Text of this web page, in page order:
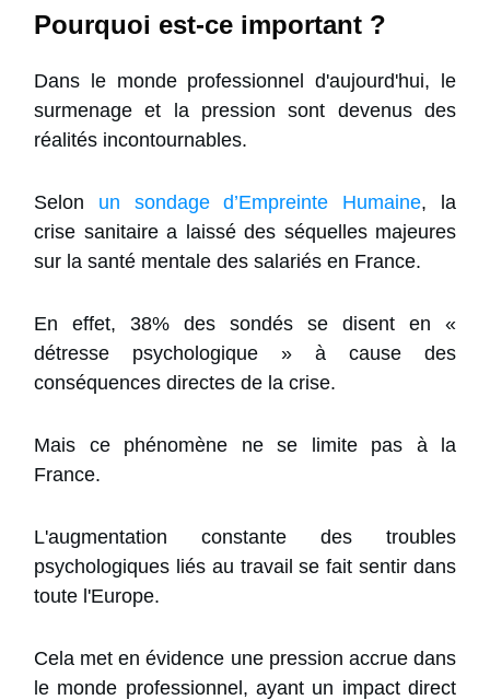
Pourquoi est-ce important ?
Dans le monde professionnel d'aujourd'hui, le
surmenage et la pression sont devenus des
réalités incontournables.
Selon un sondage d’Empreinte Humaine, la
crise sanitaire a laissé des séquelles majeures
sur la santé mentale des salariés en France.
En effet, 38% des sondés se disent en «
détresse psychologique » à cause des
conséquences directes de la crise.
Mais ce phénomène ne se limite pas à la
France.
L'augmentation constante des troubles
psychologiques liés au travail se fait sentir dans
toute l'Europe.
Cela met en évidence une pression accrue dans
le monde professionnel, ayant un impact direct